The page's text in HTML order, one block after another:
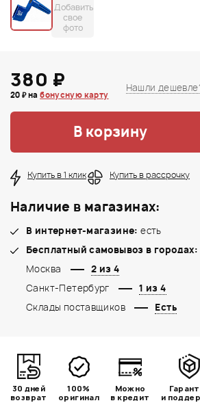
Добавить
свое
фото
380 ₽
20 ₽ набонусную карту
Нашли
В корзину
Купить в 1 клик Купить в рассрочку
Наличие в магазинах:
В интернет-магазине: есть
Бесплатный самовывоз в городах:
Москва
2 из 4
Санкт-Петербург
1 из 4
Склады поставщиков
Есть
30 дней
возврат
100%
оригинал
Можно
в кредит
и